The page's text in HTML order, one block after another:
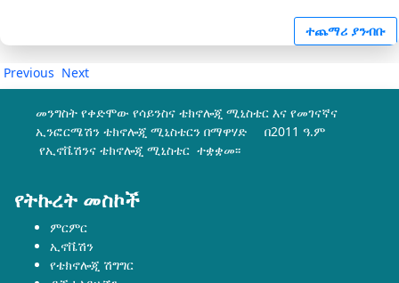
ተጨማሪ ያንብቡ
Previous Next
መንግስት የቀድሞው የሳይንስና ቴክኖሎጂ ሚኒስቴር እና የመገናኛና
ኢንፎርሜሽን ቴክኖሎጂ ሚኒስቴርን በማዋሃድ በ2011 ዓ.ም
የኢኖቬሽንና ቴክኖሎጂ ሚኒስቴር ተቋቋመ፡፡
የትኩረት መስኮች
ምርምር
ኢኖቬሽን
የቴክኖሎጂ ሽግግር